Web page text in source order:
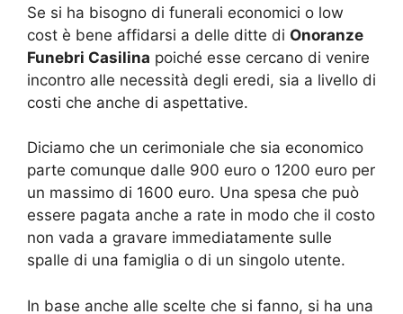
Se si ha bisogno di funerali economici o low
cost è bene affidarsi a delle ditte di Onoranze
Funebri Casilina poiché esse cercano di venire
incontro alle necessità degli eredi, sia a livello di
costi che anche di aspettative.
Diciamo che un cerimoniale che sia economico
parte comunque dalle 900 euro o 1200 euro per
un massimo di 1600 euro. Una spesa che può
essere pagata anche a rate in modo che il costo
non vada a gravare immediatamente sulle
spalle di una famiglia o di un singolo utente.
In base anche alle scelte che si fanno, si ha una